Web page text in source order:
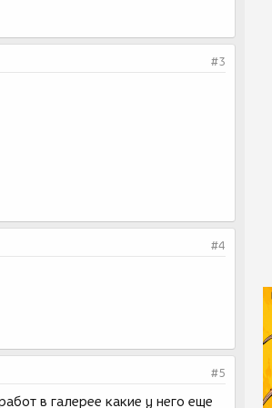
#3
#4
#5
в галерее какие у него еще